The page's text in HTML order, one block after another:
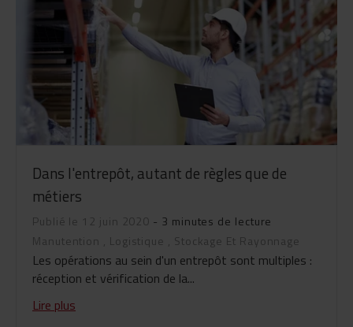
Dans l'entrepôt, autant de règles que de
métiers
Publié le 12 juin 2020 - 3 minutes de lecture
Manutention , Logistique , Stockage Et Rayonnage
Les opérations au sein d'un entrepôt sont multiples :
réception et vérification de la...
Lire plus